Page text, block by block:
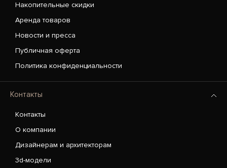
Накопительные скидки
Аренда товаров
Новости и пресса
Публичная оферта
Политика конфиденциальности
Контакты
Контакты
О компании
Дизайнерам и архитекторам
3d-модели